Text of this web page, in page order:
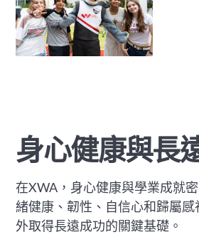
身心健康與長
在XWA，身心健康與學業成就
緒健康、韌性、自信心和歸屬
外取得長遠成功的關鍵基礎。